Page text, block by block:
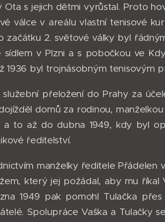
Ota s jejich dětmi vyrůstal. Proto
válce v areálu vlastní tenisové
začátku 2. světové války byl
sídlem v Plzni a s pobočkou ve
1936 byl trojnásobným tenisovým
služební přeložení do Prahy za
domů za rodinou,
to až do dubna 1949, kdy byl
ředitelství.
manželky ředitele Přádelen
který jej požádal, aby mu
1949 pak pomohl Tulačka
Spolupráce Vaška a Tulačky